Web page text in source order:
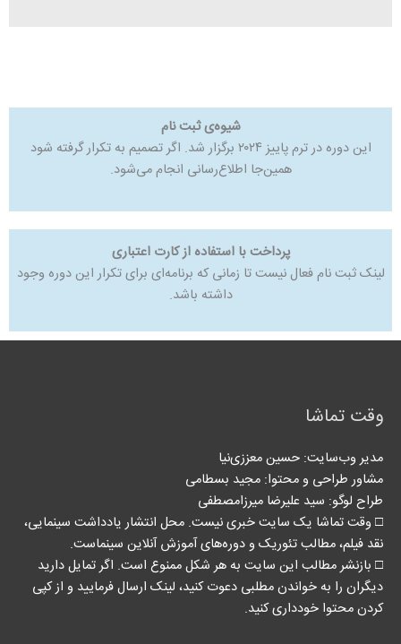
شیوه‌ی ثبت نام
این دوره در ترم پاییز ۲۰۲۴ برگزار شد. اگر تصمیم به تکرار گرفته شود
همین‌جا اطلاع‌رسانی انجام می‌شود.
پرداخت با استفاده از کارت اعتباری
لینک ثبت نام فعال نیست تا زمانی که برنامه‌ای برای تکرار این دوره وجود
داشته باشد.
وقت تماشا
مدیر وب‌سایت: حسین معززی‌نیا
مشاور طراحی و محتوا:‌ مجید بسطامی
طراح لوگو: سید علیرضا میرزامصطفی
□ وقت تماشا یک سایت خبری نیست. محل انتشار یادداشت سینمایی،
نقد فیلم، مطالب تئوریک و دوره‌های آموزش آنلاین سینماست.
□ بازنشر مطالب این سایت به هر شکل ممنوع است. اگر تمایل دارید
دیگران را به خواندن مطلبی دعوت کنید، لینک‌ ارسال فرمایید و از کپی
کردن محتوا خودداری کنید.